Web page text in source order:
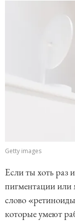
Getty images
Если ты хоть раз
пигментации или
слово
которые умеют